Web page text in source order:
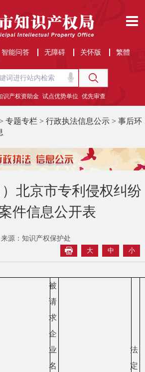
智能问答 无障碍 关怀版 繁體
识产权资助金 试点优势单位 优先审查
专题专栏 > 行政执法信息公示 > 事后环
）北京市专利侵权纠纷
件信息公开表
来源：知识产权保护处
大
中 小
被
请
求
企
业
名
法
定